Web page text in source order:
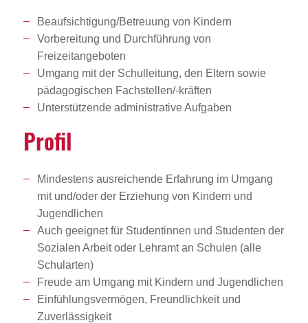
Beaufsichtigung/Betreuung von Kindern
Vorbereitung und Durchführung von
Freizeitangeboten
Umgang mit der Schulleitung, den Eltern sowie
pädagogischen Fachstellen/-kräften
Unterstützende administrative Aufgaben
Profil
Mindestens ausreichende Erfahrung im Umgang
mit und/oder der Erziehung von Kindern und
Jugendlichen
Auch geeignet für Studentinnen und Studenten der
Sozialen Arbeit oder Lehramt an Schulen (alle
Schularten)
Freude am Umgang mit Kindern und Jugendlichen
Einfühlungsvermögen, Freundlichkeit und
Zuverlässigkeit